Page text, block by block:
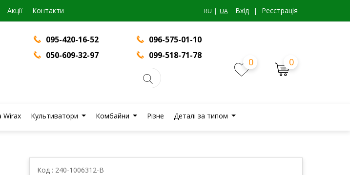
Акції Контакти RU UA Вхiд | Реєстрація
095-420-16-52
096-575-01-10
050-609-32-97 099-518-71-78
0 0
Wirax Культиватори Комбайни Різне Деталі за типом
Код : 240-1006312-В